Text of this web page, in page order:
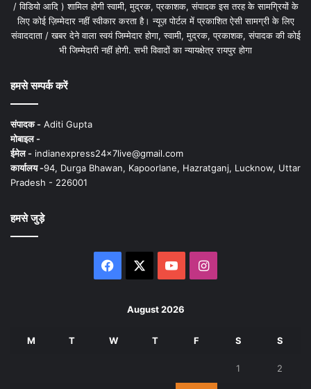
/ विडियो आदि ) शामिल होगी स्वामी, मुद्रक, प्रकाशक, संपादक इस तरह के सामग्रियों के
लिए कोई ज़िम्मेदार नहीं स्वीकार करता है। न्यूज़ पोर्टल में प्रकाशित ऐसी सामग्री के लिए
संवाददाता / खबर देने वाला स्वयं जिम्मेदार होगा, स्वामी, मुद्रक, प्रकाशक, संपादक की कोई
भी जिम्मेदारी नहीं होगी. सभी विवादों का न्यायक्षेत्र रायपुर होगा
हमसे सम्पर्क करें
संपादक - Aditi Gupta
मोबाइल -
ईमेल - indianexpress24x7live@gmail.com
कार्यालय -94, Durga Bhawan, Kapoorlane, Hazratganj, Lucknow, Uttar
Pradesh - 226001
हमसे जुड़े
Facebook YouTubeInstagram
August 2026
M T W T F S S
1 2